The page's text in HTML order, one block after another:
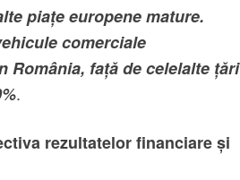
piațe europene mature.
comerciale
România, față de celelalte țări
.
rezultatelor financiare și